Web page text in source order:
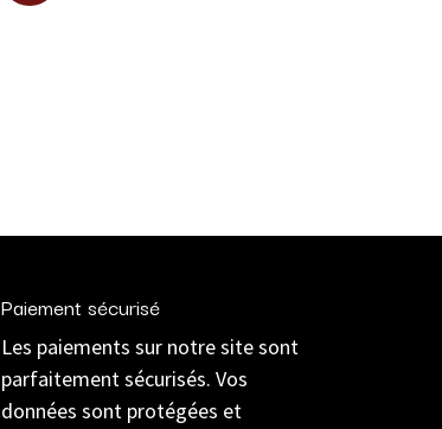
Paiement sécurisé
Les paiements sur notre site sont
parfaitement sécurisés. Vos
données sont protégées et